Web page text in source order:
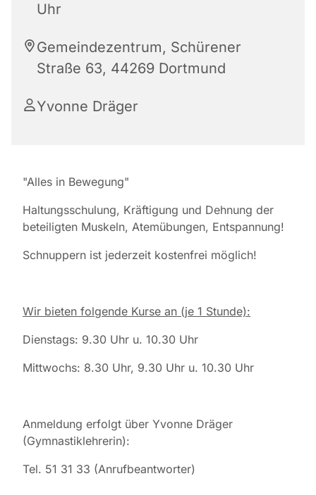
Uhr
Gemeindezentrum, Schürener
Straße 63, 44269 Dortmund
Yvonne Dräger
"Alles in Bewegung"
Haltungsschulung, Kräftigung und Dehnung der
beteiligten Muskeln, Atemübungen, Entspannung!
Schnuppern ist jederzeit kostenfrei möglich!
Wir bieten folgende Kurse an (je 1 Stunde):
Dienstags: 9.30 Uhr u. 10.30 Uhr
Mittwochs: 8.30 Uhr, 9.30 Uhr u. 10.30 Uhr
Anmeldung erfolgt über Yvonne Dräger
(Gymnastiklehrerin):
Tel. 51 31 33 (Anrufbeantworter)